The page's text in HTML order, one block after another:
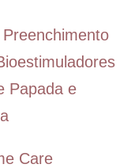
Papada e
Care